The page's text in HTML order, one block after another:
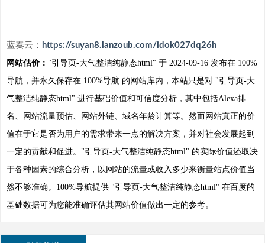
蓝奏云： https://suyan8.lanzoub.com/idok027dq26h
网站估价： "引导页-大气整洁纯静态html" 于 2024-09-16 发布在 100%
导航，并永久保存在 100%导航 的网站库内，本站只是对 "引导页-大
气整洁纯静态html" 进行基础价值和可信度分析，其中包括Alexa排
名、网站流量预估、网站外链、域名年龄计算等。然而网站真正的价
值在于它是否为用户的需求带来一点的解决方案，并对社会发展起到
一定的贡献和促进。"引导页-大气整洁纯静态html" 的实际价值还取决
于各种因素的综合分析，以网站的流量或收入多少来衡量站点价值当
然不够准确。100%导航提供 "引导页-大气整洁纯静态html" 在百度的
基础数据可为您能准确评估其网站价值做出一定的参考。